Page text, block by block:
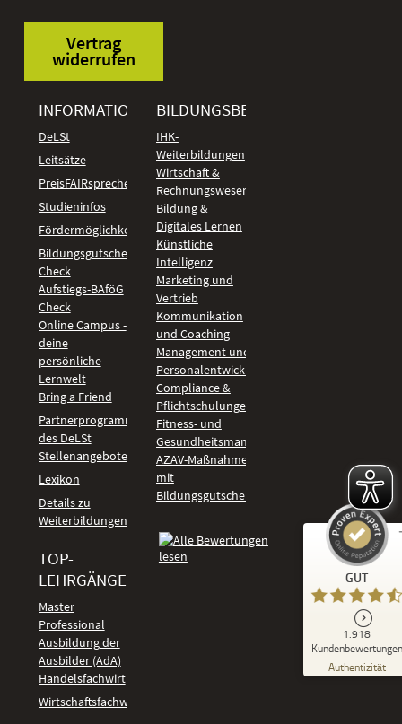
Vertrag
widerrufen
INFORMATIONEN
DeLSt
Leitsätze
PreisFAIRsprechen
Studieninfos
Fördermöglichkeiten
Bildungsgutschein
Check
Aufstiegs-BAföG
Check
Online Campus -
deine
persönliche
Lernwelt
Bring a Friend
Partnerprogramm
des DeLSt
Stellenangebote
Lexikon
Details zu
Weiterbildungen
TOP-
LEHRGÄNGE
Master
Professional
Ausbildung der
Ausbilder (AdA)
Handelsfachwirt
Wirtschaftsfachwirt
BILDUNGSBEREICHE
IHK-
Weiterbildungen
Wirtschaft &
Rechnungswesen
Bildung &
Digitales Lernen
Künstliche
Intelligenz
Marketing und
Vertrieb
Kommunikation
und Coaching
Management und
Personalentwicklung
Compliance &
Pflichtschulungen
Fitness- und
Gesundheitsmanagement
AZAV-Maßnahmen
mit
Bildungsgutschein
GUT
1.918
Kundenbewertungen
Authentizität
Kundenbewertungen und Erfahrungen zu
DeLSt - Deutsches eLearning Studieninstitut
92
%
Empfehlungen auf
ProvenExpert.com